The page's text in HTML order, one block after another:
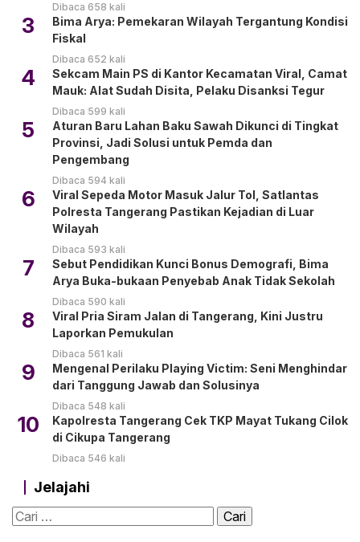
Dibaca 658 kali
3
Bima Arya: Pemekaran Wilayah Tergantung Kondisi
Fiskal
Dibaca 652 kali
4
Sekcam Main PS di Kantor Kecamatan Viral, Camat
Mauk: Alat Sudah Disita, Pelaku Disanksi Tegur
Dibaca 599 kali
5
Aturan Baru Lahan Baku Sawah Dikunci di Tingkat
Provinsi, Jadi Solusi untuk Pemda dan
Pengembang
Dibaca 594 kali
6
Viral Sepeda Motor Masuk Jalur Tol, Satlantas
Polresta Tangerang Pastikan Kejadian di Luar
Wilayah
Dibaca 593 kali
7
Sebut Pendidikan Kunci Bonus Demografi, Bima
Arya Buka-bukaan Penyebab Anak Tidak Sekolah
Dibaca 590 kali
8
Viral Pria Siram Jalan di Tangerang, Kini Justru
Laporkan Pemukulan
Dibaca 561 kali
9
Mengenal Perilaku Playing Victim: Seni Menghindar
dari Tanggung Jawab dan Solusinya
Dibaca 548 kali
10
Kapolresta Tangerang Cek TKP Mayat Tukang Cilok
di Cikupa Tangerang
Dibaca 546 kali
Jelajahi
Cari